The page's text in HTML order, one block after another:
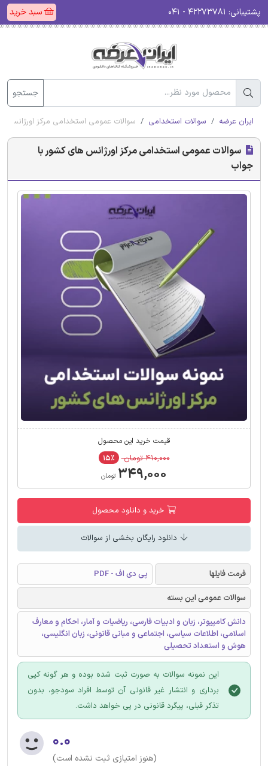
پشتیبانی: سبد خرید
جستجو
ایران عرضه سوالات استخدامی سوالات عمومی استخدامی مرکز اورژانس
سوالات عمومی استخدامی مرکز اورژانس های کشور با
جواب
قیمت خرید این محصول
۴۱۰,۰۰۰ تومان ۱۵٪
۳۴۹,۰۰۰ تومان
خرید و دانلود محصول
دانلود رایگان بخشی از سوالات
فرمت فایلها
پی دی اف - PDF
سوالات عمومی این بسته
دانش کامپیوتر، زبان و ادبیات فارسی، ریاضیات و آمار، احکام و معارف
اسلامی، اطلاعات سیاسی، اجتماعی و مبانی قانونی، زبان انگلیسی،
هوش و استعداد تحصیلی
این نمونه سوالات به صورت ثبت شده بوده و هر گونه کپی
برداری و انتشار غیر قانونی آن توسط افراد سودجو، بدون
تذکر قبلی، پیگرد قانونی در پی خواهد داشت.
۰.۰
(هنوز امتیازی ثبت نشده است)